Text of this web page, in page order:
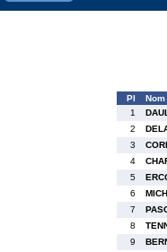
Pl Nom
1
2
3
4
5
6
7
8
9